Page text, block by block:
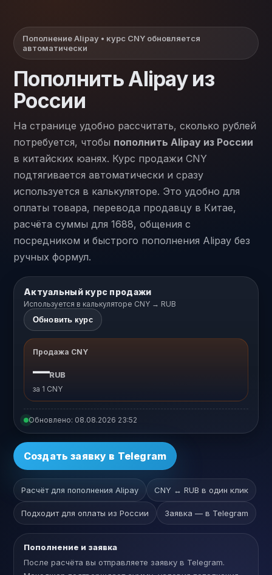
Пополнение Alipay • курс CNY обновляется
автоматически
Пополнить Alipay из
России
На странице удобно рассчитать, сколько рублей
потребуется, чтобы пополнить Alipay из России
в китайских юанях. Курс продажи CNY
подтягивается автоматически и сразу
используется в калькуляторе. Это удобно для
оплаты товара, перевода продавцу в Китае,
расчёта суммы для 1688, общения с
посредником и быстрого пополнения Alipay без
ручных формул.
Актуальный курс продажи
Используется в калькуляторе CNY → RUB
Обновить курс
Продажа CNY
—RUB
за 1 CNY
Обновлено: 08.08.2026 23:52
Создать заявку в Telegram
Расчёт для пополнения Alipay CNY ↔ RUB в один клик
Подходит для оплаты из России Заявка — в Telegram
Пополнение и заявка
После расчёта вы отправляете заявку в Telegram.